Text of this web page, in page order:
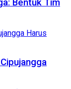
Bentuk Tim